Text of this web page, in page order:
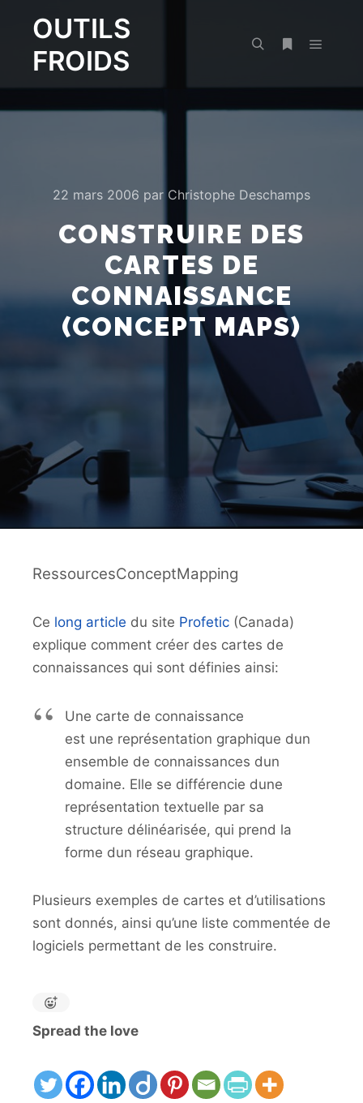
OUTILS
FROIDS
22 mars 2006 par Christophe Deschamps
CONSTRUIRE DES
CARTES DE
CONNAISSANCE
(CONCEPT MAPS)
RessourcesConceptMapping
Ce long article du site Profetic (Canada)
explique comment créer des cartes de
connaissances qui sont définies ainsi:
Une carte de connaissance
est une représentation graphique dun
ensemble de connaissances dun
domaine. Elle se différencie dune
représentation textuelle par sa
structure délinéarisée, qui prend la
forme dun réseau graphique.
Plusieurs exemples de cartes et d’utilisations
sont donnés, ainsi qu’une liste commentée de
logiciels permettant de les construire.
Spread the love